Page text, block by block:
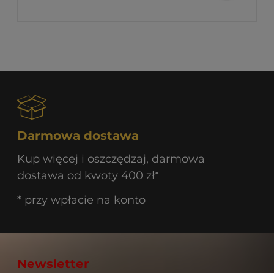
Darmowa dostawa
Kup więcej i oszczędzaj, darmowa
dostawa od kwoty 400 zł*
* przy wpłacie na konto
Newsletter